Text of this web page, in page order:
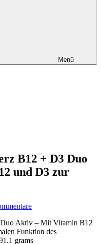
Menü
B12 + D3 Duo
und D3 zur
Aktiv – Mit Vitamin B12
Funktion des
grams